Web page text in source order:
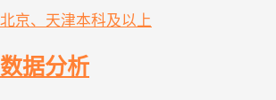
北京、天津本科及以上
数据分析